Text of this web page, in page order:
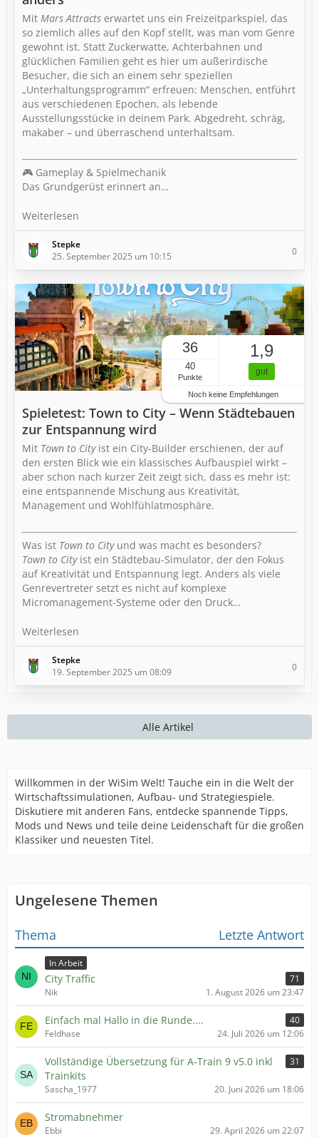
Mit Mars Attracts erwartet uns ein Freizeitparkspiel, das
so ziemlich alles auf den Kopf stellt, was man vom Genre
gewohnt ist. Statt Zuckerwatte, Achterbahnen und
glücklichen Familien geht es hier um außerirdische
Besucher, die sich an einem sehr speziellen
„Unterhaltungsprogramm“ erfreuen: Menschen, entführt
aus verschiedenen Epochen, als lebende
Ausstellungsstücke in deinem Park. Abgedreht, schräg,
makaber – und überraschend unterhaltsam.
🎮 Gameplay & Spielmechanik
Das Grundgerüst erinnert an…
Weiterlesen
Stepke
25. September 2025 um 10:15
0
36
40
Punkte
1,9
gut
Noch keine Empfehlungen
Spieletest: Town to City – Wenn Städtebauen
zur Entspannung wird
Mit Town to Cityist ein City-Builder erschienen, der auf
den ersten Blick wie ein klassisches Aufbauspiel wirkt –
aber schon nach kurzer Zeit zeigt sich, dass es mehr ist:
eine entspannende Mischung aus Kreativität,
Management und Wohlfühlatmosphäre.
Was ist Town to Cityund was macht es besonders?
Town to Cityist ein Städtebau-Simulator, der den Fokus
auf Kreativität und Entspannung legt. Anders als viele
Genrevertreter setzt es nicht auf komplexe
Micromanagement-Systeme oder den Druck…
Weiterlesen
Stepke
19. September 2025 um 08:09
0
Alle Artikel
Willkommen in der WiSim Welt! Tauche ein in die Welt der
Wirtschaftssimulationen, Aufbau- und Strategiespiele.
Diskutiere mit anderen Fans, entdecke spannende Tipps,
Mods und News und teile deine Leidenschaft für die großen
Klassiker und neuesten Titel.
Ungelesene Themen
Thema Letzte Antwort
In Arbeit
City Traffic
71
Nik
1. August 2026 um 23:47
Einfach mal Hallo in die Runde....
40
Feldhase
24. Juli 2026 um 12:06
Vollständige Übersetzung für A-Train 9 v5.0 inkl
Trainkits
31
Sascha_1977 20. Juni 2026 um 18:06
Stromabnehmer
Ebbi 29. April 2026 um 22:07